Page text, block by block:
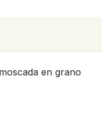
en grano